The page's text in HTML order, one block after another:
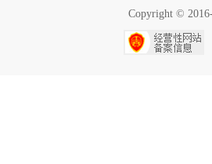
Copyright ©